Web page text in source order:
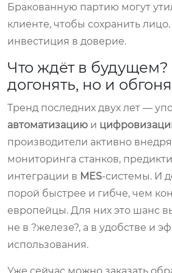
Бракованную партию могут
клиенте, чтобы сохранить
инвестиция в доверие.
Что ждёт в будущем?
догонять, но и
Тренд последних двух лет —
автоматизацию и
производители активно
мониторинга станков,
интеграции в MES-системы. И
порой быстрее и гибче, чем
европейцы. Для них это шанс
не в ?железе?, а в удобстве и
использования.